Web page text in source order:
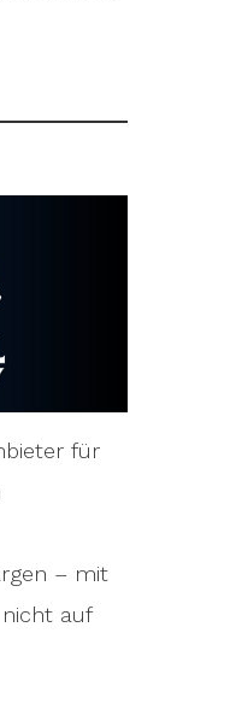
für
– mit
auf